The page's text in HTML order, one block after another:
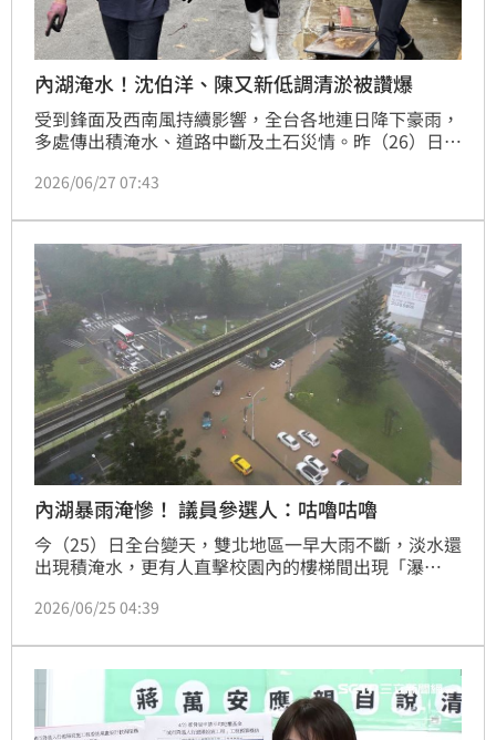
內湖淹水！沈伯洋、陳又新低調清淤被讚爆
受到鋒面及西南風持續影響，全台各地連日降下豪雨，
多處傳出積淹水、道路中斷及土石災情。昨（26）日，
台北市內湖區，協助淹水受災戶清理淤泥，低調投入救
了我和又新之外，還有一位不斷幫我們打氣和幫忙搬東
西的吟遊詩人喔！」
2026/06/27 07:43
內湖暴雨淹慘！ 議員參選人：咕嚕咕嚕
今（25）日全台變天，雙北地區一早大雨不斷，淡水還
出現積淹水，更有人直擊校園內的樓梯間出現「瀑
其中，台北市內湖區罕見發生淹水，民進黨港湖議員參
2026/06/25 04:39